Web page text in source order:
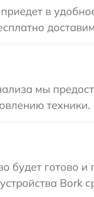
в
мы
техники.
будет
Bork